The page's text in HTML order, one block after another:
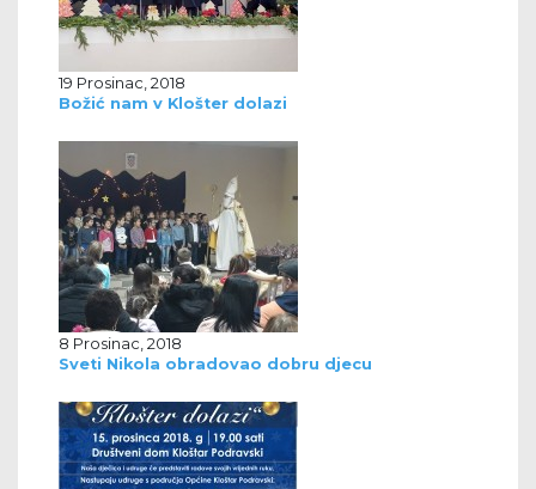
19 Prosinac, 2018
Božić nam v Klošter dolazi
8 Prosinac, 2018
Sveti Nikola obradovao dobru djecu